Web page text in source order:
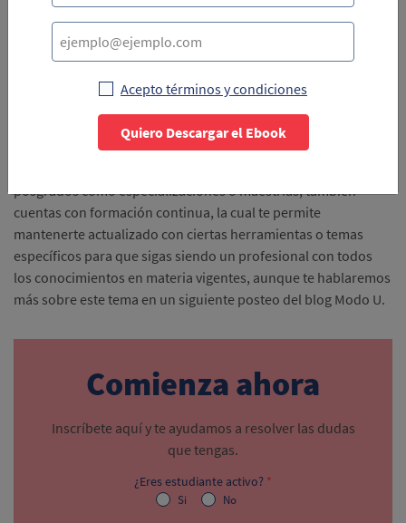
Especialización en Didáctica del Idioma inglés
Especialización en Derecho Procesal Penal Acusatorio
Maestría en Derecho Empresarial y Corporativo
Después de terminar el pregrado, las únicas opciones que
posgrados como especializaciones o maestrías, también
cuentas con formación continua, la cual te permite
mantenerte actualizado con ciertas herramientas o temas
específicos para que sigas siendo un profesional con todos
los conocimientos en materia vigentes, aunque te hablaremos
más sobre este tema en un siguiente posteo del blog Modo U.
Comienza ahora
Inscríbete aquí y te ayudamos a resolver las dudas
que tengas.
¿Eres estudiante activo? *
Si No
Acepto términos y condiciones
Quiero Descargar el Ebook